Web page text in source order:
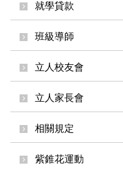
就學貸款
班級導師
立人校友會
立人家長會
相關規定
紫錐花運動